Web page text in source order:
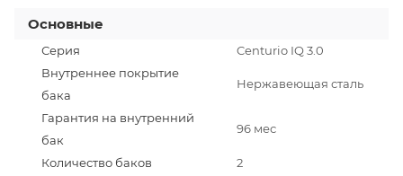
Основные
Серия
Centurio IQ 3.0
Внутреннее покрытие
бака
Нержавеющая сталь
Гарантия на внутренний
бак
96 мес
Количество баков
2